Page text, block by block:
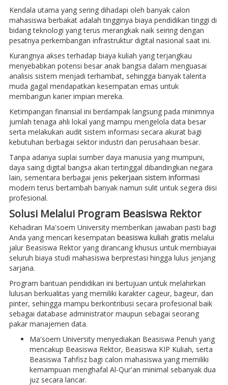
Kendala utama yang sering dihadapi oleh banyak calon
mahasiswa berbakat adalah tingginya biaya pendidikan tinggi di
bidang teknologi yang terus merangkak naik seiring dengan
pesatnya perkembangan infrastruktur digital nasional saat ini.
Kurangnya akses terhadap biaya kuliah yang terjangkau
menyebabkan potensi besar anak bangsa dalam menguasai
analisis sistem menjadi terhambat, sehingga banyak talenta
muda gagal mendapatkan kesempatan emas untuk
membangun karier impian mereka.
Ketimpangan finansial ini berdampak langsung pada minimnya
jumlah tenaga ahli lokal yang mampu mengelola data besar
serta melakukan audit sistem informasi secara akurat bagi
kebutuhan berbagai sektor industri dan perusahaan besar.
Tanpa adanya suplai sumber daya manusia yang mumpuni,
daya saing digital bangsa akan tertinggal dibandingkan negara
lain, sementara berbagai jenis pekerjaan sistem informasi
modern terus bertambah banyak namun sulit untuk segera diisi
profesional.
Solusi Melalui Program Beasiswa Rektor
Kehadiran Ma'soem University memberikan jawaban pasti bagi
Anda yang mencari kesempatan beasiswa kuliah gratismelalui
jalur Beasiswa Rektor yang dirancang khusus untuk membiayai
seluruh biaya studi mahasiswa berprestasi hingga lulus jenjang
sarjana.
Program bantuan pendidikan ini bertujuan untuk melahirkan
lulusan berkualitas yang memiliki karakter cageur, bageur, dan
pinter, sehingga mampu berkontribusi secara profesional baik
sebagai database administrator maupun sebagai seorang
pakar manajemen data.
Ma'soem University menyediakan Beasiswa Penuh yang
mencakup Beasiswa Rektor, Beasiswa KIP Kuliah, serta
Beasiswa Tahfisz bagi calon mahasiswa yang memiliki
kemampuan menghafal Al-Qur'an minimal sebanyak dua
juz secara lancar.